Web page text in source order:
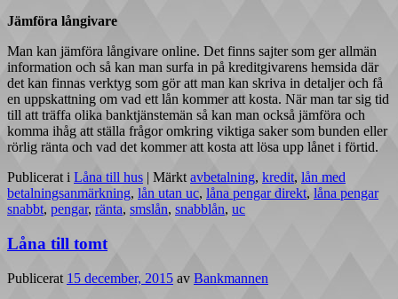
Jämföra långivare
Man kan jämföra långivare online. Det finns sajter som ger allmän
information och så kan man surfa in på kreditgivarens hemsida där
det kan finnas verktyg som gör att man kan skriva in detaljer och få
en uppskattning om vad ett lån kommer att kosta. När man tar sig tid
till att träffa olika banktjänstemän så kan man också jämföra och
komma ihåg att ställa frågor omkring viktiga saker som bunden eller
rörlig ränta och vad det kommer att kosta att lösa upp lånet i förtid.
Publicerat i Låna till hus | Märkt avbetalning, kredit, lån med
betalningsanmärkning, lån utan uc, låna pengar direkt, låna pengar
snabbt, pengar, ränta, smslån, snabblån, uc
Låna till tomt
Publicerat 15 december, 2015 av Bankmannen